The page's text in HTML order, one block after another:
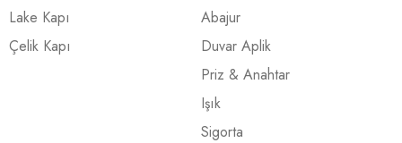
Lake Kapı
Çelik Kapı
Abajur
Duvar Aplik
Priz & Anahtar
Işık
Sigorta